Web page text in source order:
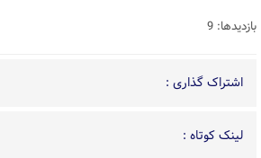
بازدیدها: 9
اشتراک گذاری :
لینک کوتاه :